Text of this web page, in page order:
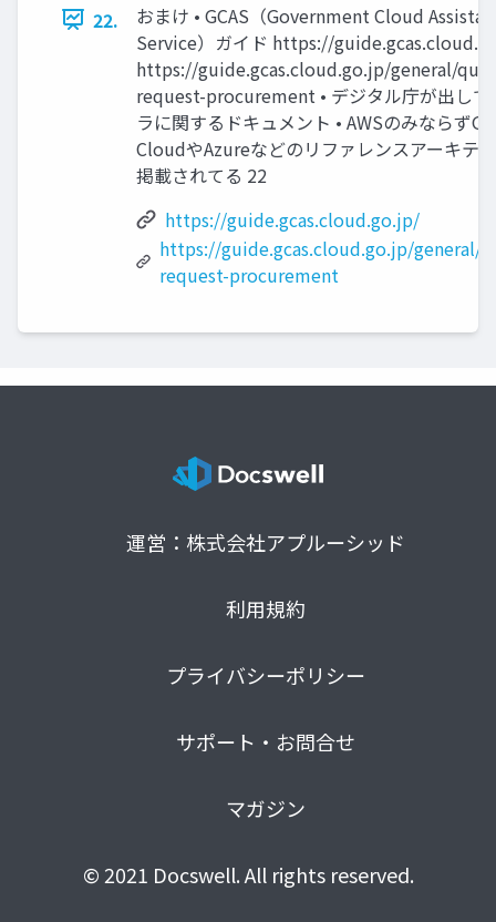
22.
おまけ • GCAS（Government Cloud
Service）ガイド https://
https://guide.gcas.cloud.go.jp/general/
request-procurement • デジタル庁が出して
ラに関するドキュメント • AWSのみならず
CloudやAzureなどのリファレンスアーキテ
掲載されてる 22
https://guide.gcas.cloud.go.jp/
https://guide.gcas.cloud.go.jp/general/
request-procurement
運営：株式会社アプルーシッド
利用規約
プライバシーポリシー
サポート・お問合せ
マガジン
© 2021 Docswell. All rights reserved.